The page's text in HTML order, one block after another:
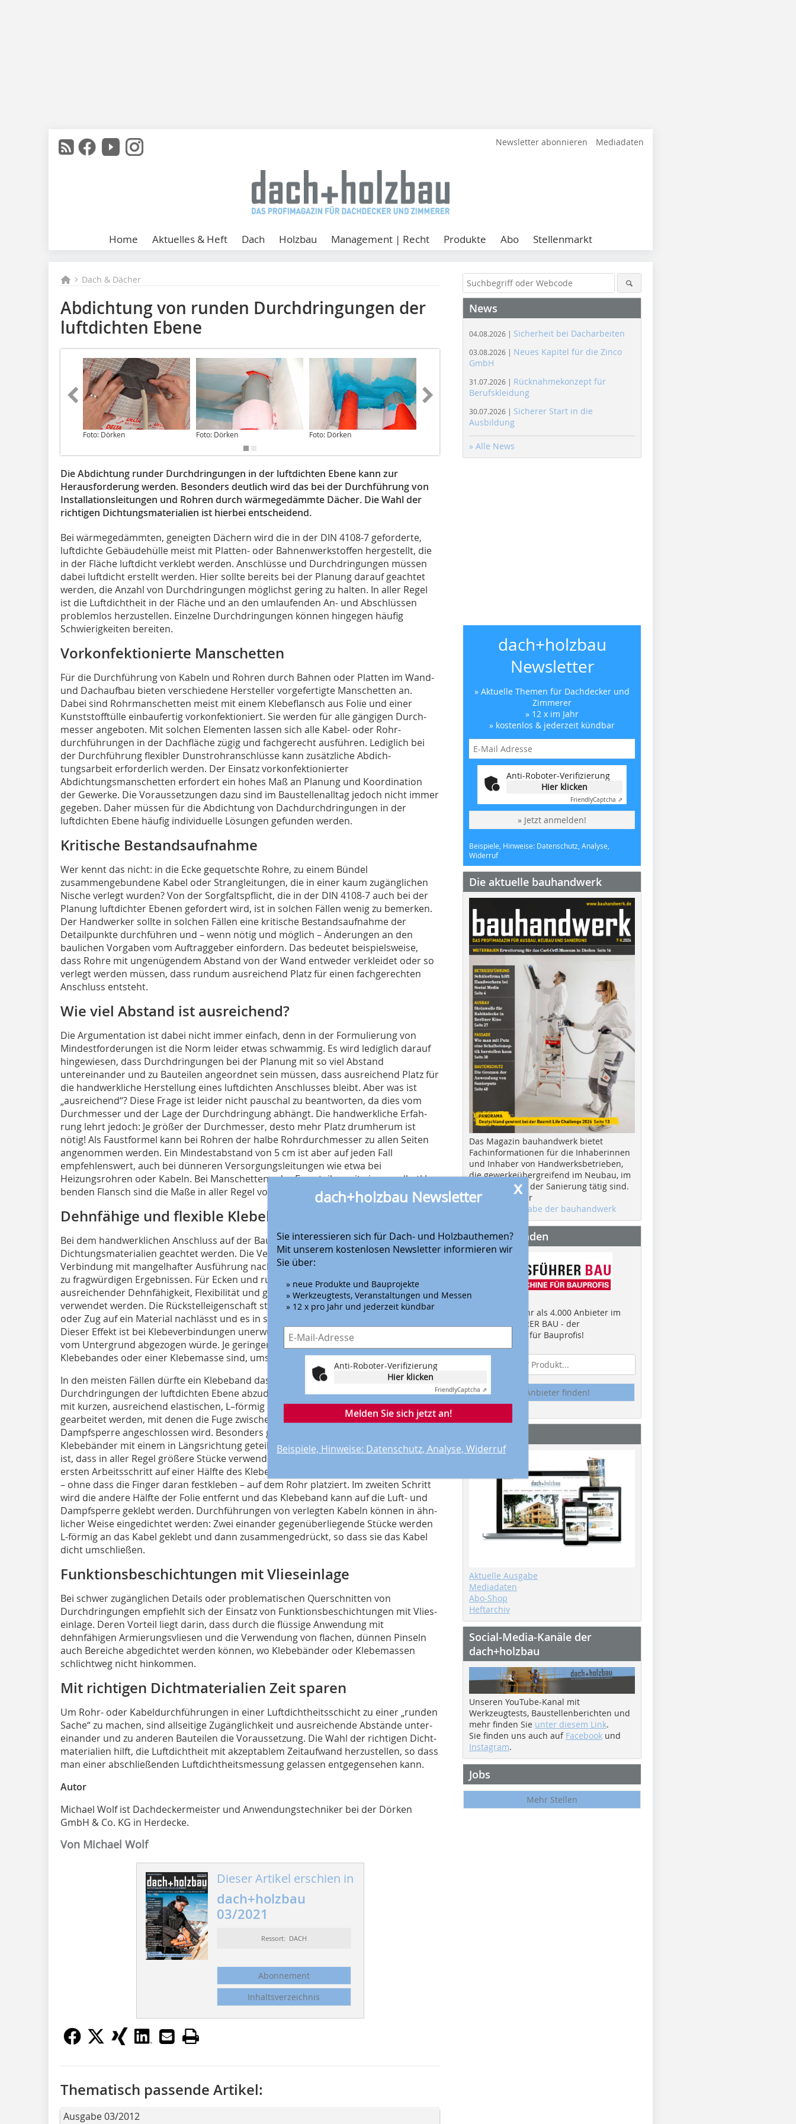
Newsletter abonnieren Mediadaten
Home Aktuelles & Heft Dach Holzbau Management | Recht Produkte Abo Stellenmarkt
Dach & Dächer
Abdichtung von runden Durchdringungen der
luftdichten Ebene
Foto: Dörken Foto: Dörken Foto: Dörken Foto: Dörken
Die Abdichtung runder Durchdringungen in der luftdichten Ebene kann zur
Herausforderung werden. Be­sonders deutlich wird das bei der Durchführung von
In­stallationsleitungen und Rohren durch wärmegedämm­te Dächer. Die Wahl der
richtigen Dichtungs­materialien ist hierbei entscheidend.
Bei wärmegedämmten, geneigten Dächern wird die in der DIN 4108-7 geforderte,
luftdichte Ge­bäudehülle meist mit Platten- oder Bahnenwerkstoffen hergestellt, die
in der Fläche luftdicht ver­klebt werden. Anschlüsse und Durch­dringungen müssen
dabei luftdicht erstellt wer­den. Hier sollte bereits bei der Planung darauf geachtet
wer­den, die Anzahl von Durchdringungen mög­lichst gering zu halten. In aller Regel
ist die Luftdichtheit in der Fläche und an den um­laufenden An- und Abschlüssen
problemlos her­zustellen. Einzelne Durchdringungen können hingegen häufig
Schwierigkeiten bereiten.
Vorkonfektionierte Manschetten
Für die Durchführung von Kabeln und Rohren durch Bahnen oder Platten im Wand-
und Dachaufbau bieten verschiedene Hersteller vorgefertigte Man­schet­ten an.
Dabei sind Rohrmanschetten meist mit einem Klebe­flansch aus Folie und einer
Kunststofftülle ein­baufertig vorkonfektioniert. Sie werden für alle gängigen Durch­
messer angeboten. Mit solchen Elementen lassen sich alle Kabel- oder Rohr­
durchführungen in der Dachfläche zügig und fach­­­­gerecht ausfüh­ren. Lediglich bei
der Durchführung flexibler Dunstrohranschlüsse kann zusätzliche Abdich­
tungsarbeit erforderlich werden. Der Einsatz vorkonfektionierter
Abdichtungsmanschetten er­fordert ein hohes Maß an Planung und Koordination
der Gewerke. Die Voraussetzungen dazu sind im Baustellen­alltag jedoch nicht immer
gegeben. Daher müssen für die Abdichtung von Dachdurchdringungen in der
luftdichten Ebene häufig individuelle Lösungen gefunden werden.
Kritische Bestandsaufnahme
Wer kennt das nicht: in die Ecke gequetschte Rohre, zu einem Bündel
zusammengebundene Kabel oder Strangleitungen, die in einer kaum zugänglichen
Ni­sche verlegt wurden? Von der Sorgfaltspflicht, die in der DIN 4108-7 auch bei der
Planung luftdichter Ebenen gefordert wird, ist in solchen Fällen wenig zu bemerken.
Der Handwerker sollte in solchen Fällen eine kritische Bestandsaufnahme der
Detailpunkte durchführen und – wenn nötig und möglich – Änderungen an den
baulichen Vorgaben vom Auftraggeber einfordern. Das bedeutet beispielsweise,
dass Rohre mit ungenügendem Abstand von der Wand entweder verkleidet oder so
verlegt werden müssen, dass rundum ausreichend Platz für einen fachgerechten
Anschluss entsteht.
Wie viel Abstand ist ausreichend?
Die Argumentation ist dabei nicht immer einfach, denn in der Formulierung von
Mindestforderungen ist die Norm leider etwas schwammig. Es wird lediglich darauf
hin­gewiesen, dass Durchdringungen bei der Planung mit so viel Abstand
untereinander und zu Bauteilen angeordnet sein müssen, dass ausreichend Platz für
die hand­werk­li­che Herstellung eines luftdichten Anschlusses bleibt. Aber was ist
„ausreichend“? Diese Frage ist leider nicht pau­schal zu beantworten, da dies vom
Durchmesser und der Lage der Durchdringung abhängt. Die handwerk­liche Erfah­
rung lehrt jedoch: Je größer der Durchmesser, desto mehr Platz drumherum ist
nötig! Als Faustformel kann bei Rohren der halbe Rohrdurchmesser zu allen Seiten
ange­nommen werden. Ein Mindestabstand von 5 cm ist aber auf jeden Fall
empfehlenswert, auch bei dün­neren Versor­gungs­leitungen wie etwa bei
Heizungsrohren oder Kabeln. Bei Manschetten oder Formteilen mit einem selbst­kle­
benden Flansch sind die Ma­ße in aller Regel vorgegeben.
Dehnfähige und flexible Klebebänder
Bei dem handwerklichen Anschluss auf der Baustelle soll­te auf die Wahl der richtigen
Dichtungs­materialien geachtet werden. Die Verwendung ungeeigneter Klebe­mittel in
Verbindung mit mangelhafter Ausführung nach der Methode „viel hilft viel“ füh­rt oft
zu fragwürdigen Ergebnissen. Für Ecken und runde Details sollten Klebebänder mit
ausreichender Dehnfähigkeit, Flexi­bilität und geringen Rückstelleigenschaften
verwen­det werden. Die Rückstelleigenschaft steht für den Effekt, wenn der Druck
oder Zug auf ein Material nachlässt und es in seine ursprüngliche Form zurückfindet.
Dieser Effekt ist bei Klebeverbindungen unerwünscht, da dadurch das Klebeband
vom Untergrund abgezogen würde. Je geringer die Rückstelleigenschaften eines
Klebebandes oder einer Klebemasse sind, umso sicherer hält die Verbindung.
In den meisten Fällen dürfte ein Klebeband das Mittel der Wahl sein, um
Durchdringungen der luftdichten Ebene abzudichten. Bei Rohrdurchführungen kann
mit kurzen, ausreichend elastischen, L–förmig abgeknickten Klebe­bandstücken
gearbeitet werden, mit denen die Fuge zwi­schen Rohrwandung und der Luft- und
Dampfsperre angeschlossen wird. Besonders gut geeignet sind dehn­fähige, flexible
Klebe­bänder mit einem in Längs­richtung geteilten Liner (Trennfolie). Deren Vorteil
ist, dass in aller Regel größere Stücke verwendet werden können. Der Liner wird im
ersten Arbeitsschritt auf einer Hälfte des Klebebands abgezogen und das Band wird
– ohne dass die Finger daran festkleben – auf dem Rohr platziert. Im zweiten Schritt
wird die andere Hälfte der Folie entfernt und das Klebeband kann auf die Luft- und
Dampfsperre geklebt werden. Durchführungen von verlegten Kabeln können in ähn­
li­cher Weise ein­ge­dichtet werden: Zwei einander gegen­über­liegende Stücke werden
L-förmig an das Kabel ge­klebt und dann zusam­mengedrückt, so dass sie das Kabel
dicht um­schließen.
Funktionsbeschichtungen mit Vlieseinlage
Bei schwer zugänglichen Details oder problematischen Querschnitten von
Durchdringungen empfiehlt sich der Einsatz von Funktionsbeschichtungen mit Vlies-
einlage. Deren Vor­teil liegt darin, dass durch die flüssige Anwendung mit
dehnfähigen Armierungsvliesen und die Verwendung von flachen, dünnen Pinseln
auch Bereiche abgedichtet werden können, wo Klebebänder oder Klebemassen
schlichtweg nicht hinkommen.
Mit richtigen Dichtmaterialien Zeit sparen
Um Rohr- oder Kabeldurchführungen in einer Luft­dichtheitsschicht zu einer „runden
Sache“ zu machen, sind allseitige Zugänglichkeit und ausreichende Abstände un­ter­­
einander und zu anderen Bauteilen die Voraussetzung. Die Wahl der richtigen Dicht­
mate­rialien hilft, die Luftdichtheit mit akzeptablem Zeitaufwand herzustellen, so dass
man einer ab­schlie­ßen­den Luftdichtheitsmessung gelassen entgegen­sehen kann.
Autor
Michael Wolf ist Dachdeckermeister und Anwendungstechniker bei der Dörken
GmbH & Co. KG in Herdecke.
Von Michael Wolf
Dieser Artikel erschien in
dach+holzbau
03/2021
Ressort: DACH
Abonnement
Inhaltsverzeichnis
x
dach+holzbau Newsletter
Sie interessieren sich für Dach- und Holzbauthemen?
Mit unserem kostenlosen Newsletter informieren wir
Sie über:
» neue Produkte und Bauprojekte
» Werkzeugtests, Veranstaltungen und Messen
» 12 x pro Jahr und jederzeit kündbar
Anti-Roboter-Verifizierung
Hier klicken
FriendlyCaptcha ⇗
Melden Sie sich jetzt an!
Beispiele, Hinweise: Datenschutz, Analyse, Widerruf
Thematisch passende Artikel:
Ausgabe 03/2012
News
04.08.2026 | Sicherheit bei Dacharbeiten
03.08.2026 | Neues Kapitel für die Zinco
GmbH
31.07.2026 | Rücknahmekonzept für
Berufskleidung
30.07.2026 | Sicherer Start in die
Ausbildung
» Alle News
dach+holzbau
Newsletter
» Aktuelle Themen für Dachdecker und
Zimmerer
» 12 x im Jahr
» kostenlos & jederzeit kündbar
Anti-Roboter-Verifizierung
Hier klicken
FriendlyCaptcha ⇗
» Jetzt anmelden!
Beispiele, Hinweise: Datenschutz, Analyse,
Widerruf
Die aktuelle bauhandwerk
Das Magazin bauhandwerk bietet
Fachinformationen für die Inhaberinnen
und Inhaber von Handwerksbetrieben,
die gewerkeübergreifend im Neubau, im
Ausbau und in der Sanierung tätig sind.
Hier geht es zur
aktuellen Ausgabe der bauhandwerk
Anbieter finden
Finden Sie mehr als 4.000 Anbieter im
EINKAUFSFÜHRER BAU - der
Suchmaschine für Bauprofis!
Anbieter finden!
Aktuelle Ausgabe
Mediadaten
Abo-Shop
Heftarchiv
Social-Media-Kanäle der
dach+holzbau
Unseren YouTube-Kanal mit
Werkzeugtests, Baustellenberichten und
mehr finden Sie unter diesem Link.
Sie finden uns auch auf Facebook und
Instagram.
Jobs
Mehr Stellen